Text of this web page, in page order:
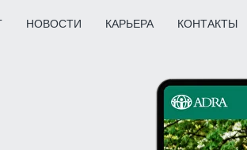
НОВОСТИ КАРЬЕРА КОНТАКТЫ